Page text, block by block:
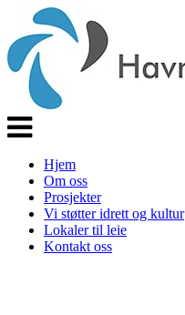
Veksle
navigasjon
Hjem
Om oss
Prosjekter
Vi støtter idrett og kultur
Lokaler til leie
Kontakt oss